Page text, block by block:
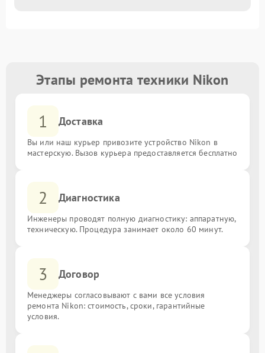
Этапы ремонта техники Nikon
1 Доставка
Вы или наш курьер привозите устройство Nikon в
мастерскую. Вызов курьера предоставляется бесплатно
2 Диагностика
Инженеры проводят полную диагностику: аппаратную,
техническую. Процедура занимает около 60 минут.
3 Договор
Менеджеры согласовывают с вами все условия
ремонта Nikon: стоимость, сроки, гарантийные
условия.